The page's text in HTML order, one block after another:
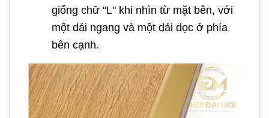
giống chữ "L" khi nhìn từ mặt bên, với
một dải ngang và một dải dọc ở phía
bên cạnh.